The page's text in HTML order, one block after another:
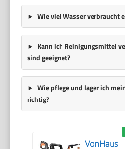
Wie viel Wasser verbraucht
Kann ich Reinigungsmittel
sind geeignet?
Wie pflege und lager ich
richtig?
VonHaus